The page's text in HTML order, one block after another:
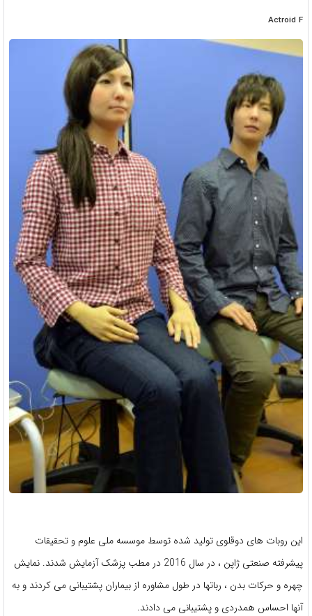
Actroid F
این روبات های دوقلوی تولید شده توسط موسسه ملی علوم و تحقیقات
پیشرفته صنعتی ژاپن ، در سال 2016 در مطب پزشک آزمایش شدند. نمایش
چهره و حرکات بدن ، رباتها در طول مشاوره از بیماران پشتیبانی می کردند و به
آنها احساس همدردی و پشتیبانی می دادند.